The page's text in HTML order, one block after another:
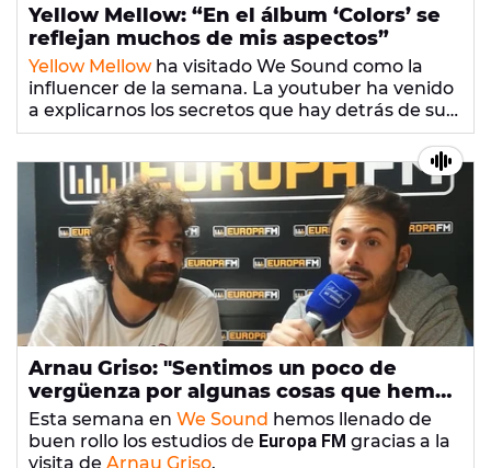
Yellow Mellow: “En el álbum ‘Colors’ se
reflejan muchos de mis aspectos”
Yellow Mellowha visitado We Sound como la
influencer de la semana. La youtuber ha venido
a explicarnos los secretos que hay detrás de su
lanzamiento discográfico comoMelo Morenoy su
Arnau Griso: "Sentimos un poco de
vergüenza por algunas cosas que hemos
hecho"
Esta semana en We Sound hemos llenado de
buen rollo los estudios de Europa FM gracias a la
visita de Arnau Griso.